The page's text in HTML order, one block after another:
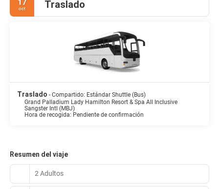
17
oct Traslado
Traslado - Compartido: Estándar Shuttle (Bus)
Grand Palladium Lady Hamilton Resort & Spa All Inclusive
Sangster Intl (MBJ)
Hora de recogida: Pendiente de confirmación
Resumen del viaje
2 Adultos